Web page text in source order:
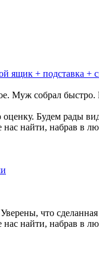
ящик + подставка +
Муж собрал быстро.
Будем рады
найти, набрав
что
найти, набрав в